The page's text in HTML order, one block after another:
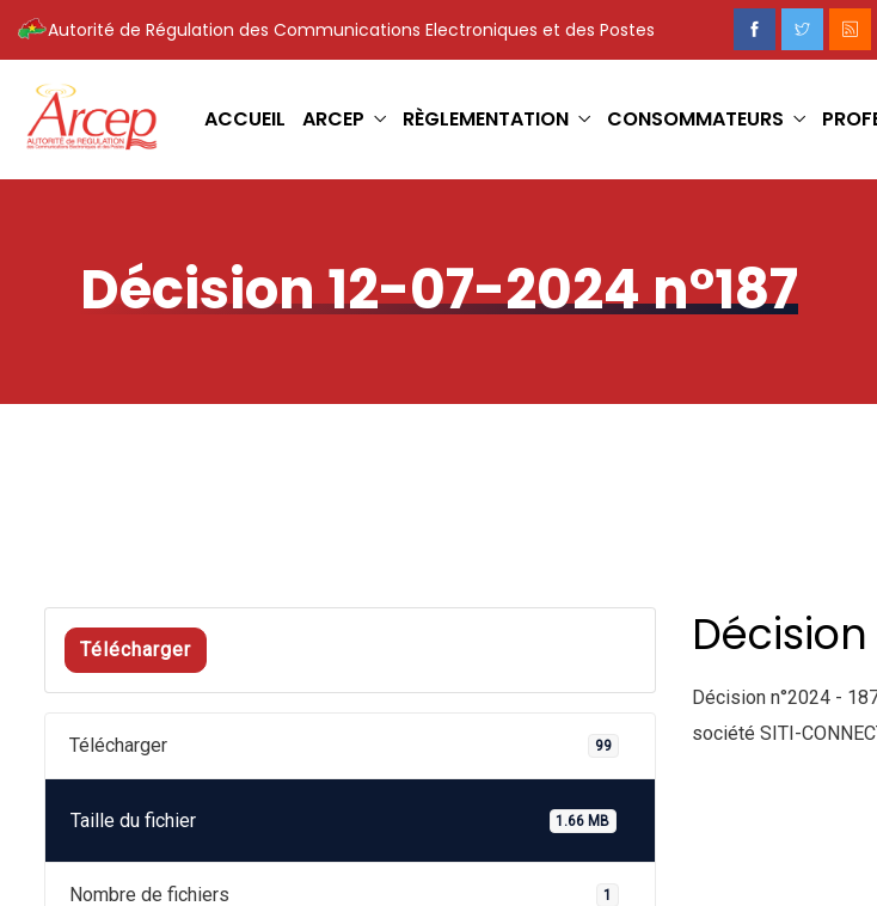
Autorité de Régulation des Communications Electroniques et des Postes
ACCUEIL ARCEP RÈGLEMENTATION CONSOMMATEURS
Décision 12-07-2024 n°187
Télécharger
Télécharger 99
Taille du fichier 1.66 MB
Nombre de fichiers 1
Décision n°2024 -
société SITI-